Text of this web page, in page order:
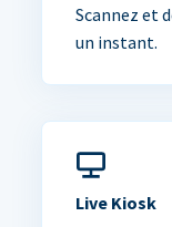
Scannez et
un instant.
Live Kiosk